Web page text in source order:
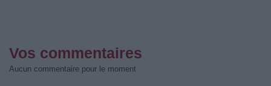
Vos commentaires
Aucun commentaire pour le moment